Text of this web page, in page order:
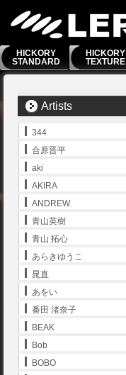
HICKORY
STANDARD
HICKORY
TEXTURE
Artists
344
合原晋平
aki
AKIRA
ANDREW
青山英樹
青山 拓心
あらきゆうこ
晁直
あをい
番田 渚奈子
BEAK
Bob
BOBO